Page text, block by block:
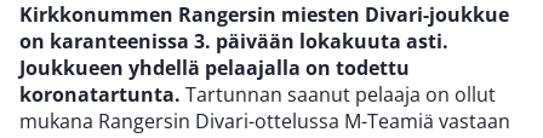
Kirkkonummen Rangersin miesten Divari-joukkue
on karanteenissa 3. päivään lokakuuta asti.
Joukkueen yhdellä pelaajalla on todettu
koronatartunta. Tartunnan saanut pelaaja on ollut
mukana Rangersin Divari-ottelussa M-Teamiä vastaan